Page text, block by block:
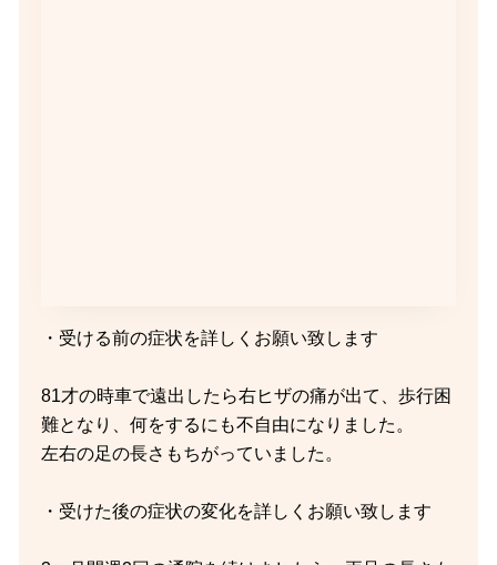
・受ける前の症状を詳しくお願い致します
81才の時車で遠出したら右ヒザの痛が出て、歩行困
難となり、何をするにも不自由になりました。
左右の足の長さもちがっていました。
・受けた後の症状の変化を詳しくお願い致します